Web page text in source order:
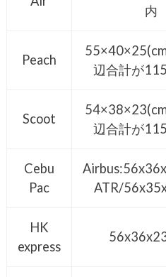
内
Peach
辺合計が
Scoot
辺合計が
Cebu
Pac
ATR/
HK
express